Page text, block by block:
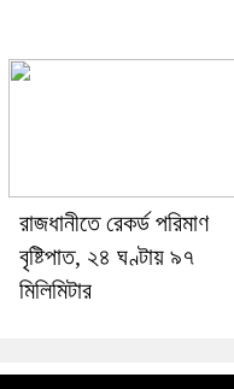
রাজধানীতে রেকর্ড পরিমাণ
বৃষ্টিপাত, ২৪ ঘণ্টায় ৯৭
মিলিমিটার